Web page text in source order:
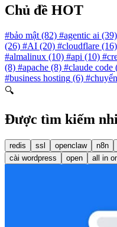
Chủ đề HOT
#bảo mật (82) #agentic ai (39)
(26) #AI (20) #cloudflare (16)
#almalinux (10) #api (10)
(8) #apache (8) #claude code
#business hosting (6)
🔍
Được tìm kiếm
redis ssl openclaw n8n
cài wordpress
open all in